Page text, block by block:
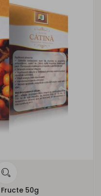
50g